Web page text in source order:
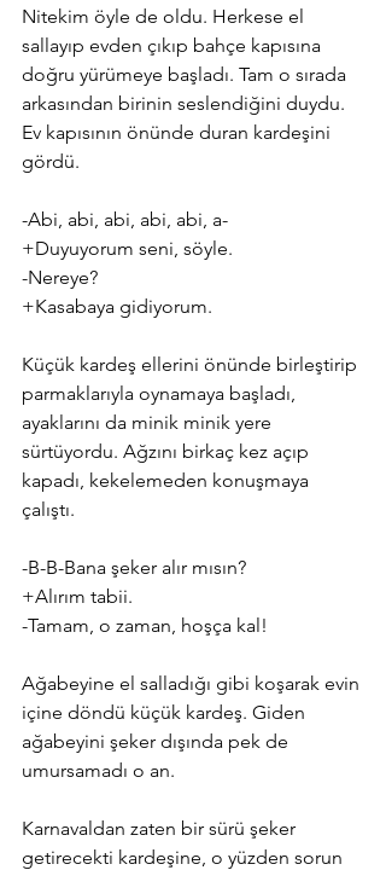
Nitekim öyle de oldu. Herkese el
sallayıp evden çıkıp bahçe kapısına
doğru yürümeye başladı. Tam o sırada
arkasından birinin seslendiğini duydu.
Ev kapısının önünde duran kardeşini
gördü.
-Abi, abi, abi, abi, abi, a-
+Duyuyorum seni, söyle.
-Nereye?
+Kasabaya gidiyorum.
Küçük kardeş ellerini önünde birleştirip
parmaklarıyla oynamaya başladı,
ayaklarını da minik minik yere
sürtüyordu. Ağzını birkaç kez açıp
kapadı, kekelemeden konuşmaya
çalıştı.
-B-B-Bana şeker alır mısın?
+Alırım tabii.
-Tamam, o zaman, hoşça kal!
Ağabeyine el salladığı gibi koşarak evin
içine döndü küçük kardeş. Giden
ağabeyini şeker dışında pek de
umursamadı o an.
Karnavaldan zaten bir sürü şeker
getirecekti kardeşine, o yüzden sorun